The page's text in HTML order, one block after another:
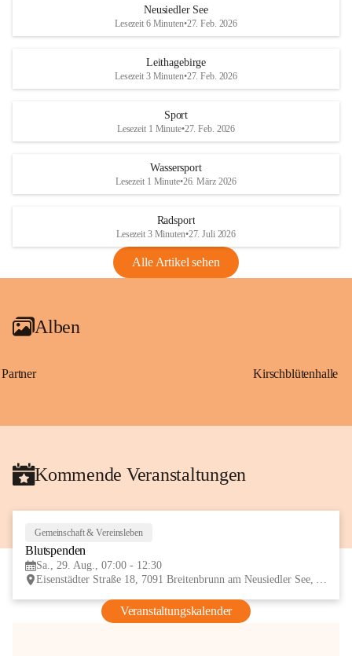
S
und den daraus folgenden wirtschaftlichen
Maßnahmen zur Bekämpfung
Rebe und der Amerikanischen
Anhang VBl. EU Nr. 18
1 Seite•1,4 MB
VBl. EU Nr. 18_2026
r
S
Neusiedler See
Lesezeit 6 Minuten•27. Feb. 2026
Leithagebirge
Lesezeit 3 Minuten•27. Feb. 2026
Sport
Lesezeit 1 Minute•27. Feb. 2026
Wassersport
Lesezeit 1 Minute•26. März 2026
Radsport
Lesezeit 3 Minuten•27. Juli 2026
Alle Artikel sehen
Alben
Partner Kirschblütenhalle
Kommende Veranstaltungen
Gemeinschaft & Vereinsleben
Blutspenden
Sa., 29. Aug., 07:00 - 12:30
Eisenstädter Straße 18, 7091 Breitenbrunn am Neusiedler See, AUT
Veranstaltungskalender